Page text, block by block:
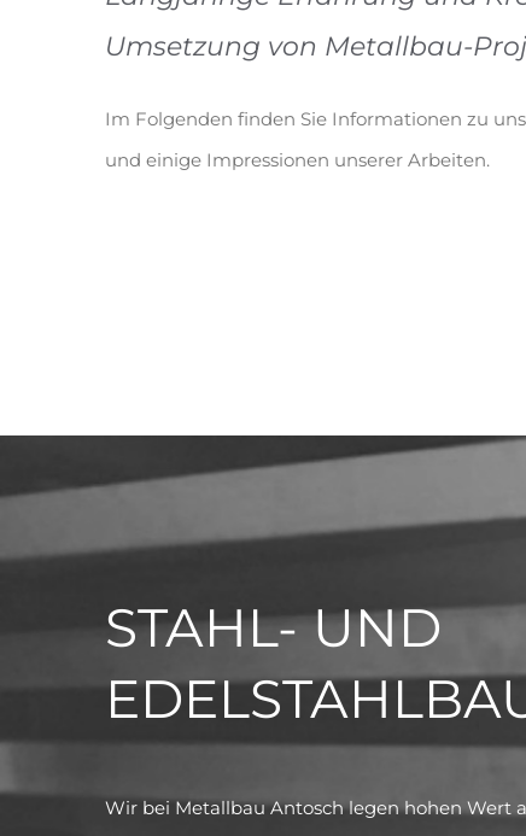
Umsetzung von Metallbau-
Im Folgenden finden Sie Informationen zu
und einige Impressionen unserer Arbeiten.
STAHL- UND
Wir bei Metallbau Antosch legen hohen Wert